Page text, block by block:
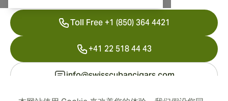
Toll Free +1 (850) 364 4421
+41 22 518 44 43
info@swisscubancigars.com